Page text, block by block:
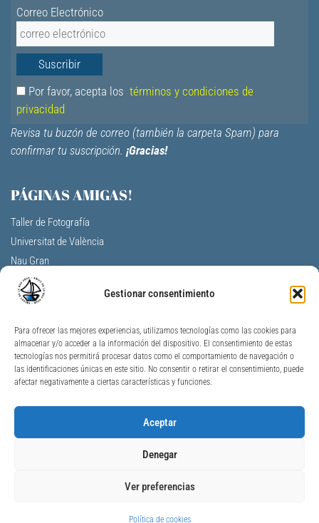
Gestionar consentimiento
Para ofrecer las mejores experiencias, utilizamos tecnologías como las cookies para
almacenar y/o acceder a la información del dispositivo. El consentimiento de estas
tecnologías nos permitirá procesar datos como el comportamiento de navegación o
las identificaciones únicas en este sitio. No consentir o retirar el consentimiento, puede
afectar negativamente a ciertas características y funciones.
Aceptar
Denegar
Ver preferencias
Política de cookies
Correo Electrónico
Por favor, acepta los términos y condiciones de
privacidad
Revisa tu buzón de correo (también la carpeta Spam) para
confirmar tu suscripción. ¡Gracias!
PÁGINAS AMIGAS!
Taller de Fotografía
Universitat de València
Nau Gran
Centro Cultural La Nau
F.V. Aulas de la tercera edad
Universidad Permanente de Alicante
Universitat per a Majors Jaume I
Unimajors Gandia
GVA – Personas Mayores